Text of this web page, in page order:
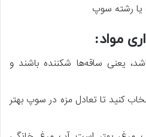
رشته سوپ
مواد:
یعنی ساقه‌ها شکننده باشند و
کنید تا تعادل مزه در سوپ بهتر